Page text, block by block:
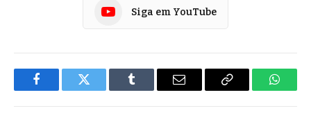
Siga em YouTube
FacebookTwitter Tumblr
E-
Copiar